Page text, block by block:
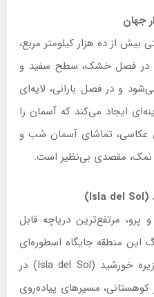
جهان
بیش از ده هزار کیلومتر مربع،
در فصل خشک، سطح سفید و
و در فصل بارانی، لایه‌ای
ایجاد می‌کند که آسمان را
عکاسی، تماشای آسمان شب و
نمک، مقصدی بی‌نظیر است.
(Isla del Sol)
پرو، مرتفع‌ترین دریاچه قابل
منطقه جایگاه اسطوره‌ای
دارد. شهر کوچک کوپاکابانا و جزیره خورشید (Isla del Sol) در
کوهستانی، مسیرهای پیاده‌روی